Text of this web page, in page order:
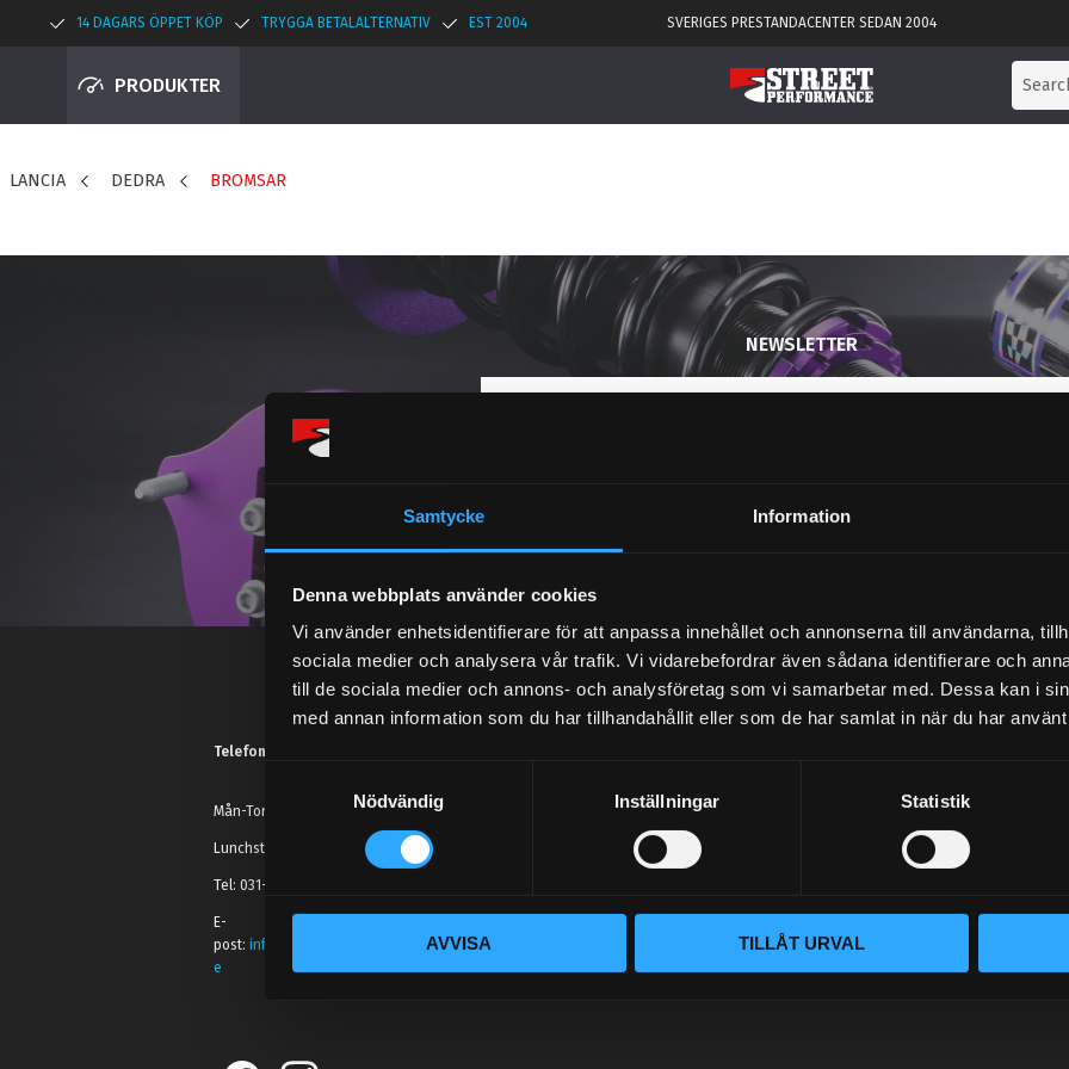
Samtycke Information
Denna webbplats använder cookies
Vi använder enhetsidentifierare för att anpassa innehållet och annonserna till användarna,
sociala medier och analysera vår trafik. Vi vidarebefordrar även sådana identifierare och
till de sociala medier och annons- och analysföretag som vi samarbetar med. Dessa kan i
med annan information som du har tillhandahållit eller som de har samlat in när du har
t
y
k
Nödvändig Inställningar Statistik
AVVISA TILLÅT URVAL
14 DAGARS ÖPPET KÖP TRYGGA BETALALTERNATIV EST 2004 SVERIGES PRESTANDACENTER SEDAN 2004
PRODUKTER
LANCIA DEDRA BROMSAR
NEWSLETTER
Telefonsupport:
Mån-Tors: 10:30-15:00
Lunchstängt 12:00-13:00
Tel: 031- 51 66 60
E-
post:info@streetperformance.s
e
KUNSKAPSCENTER
KONTAKTA OSS
VÅR AFFÄRSIDÉ ÄR ENKEL:
säkerhetsutrustning. Med en
rätt del för ditt behov utan att